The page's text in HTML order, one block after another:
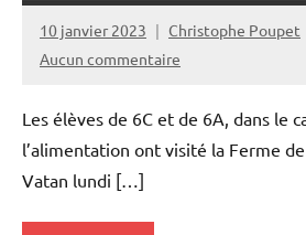
10 janvier 2023
Christophe Poupet
Aucun commentaire
Les élèves de 6C et de 6A, dans le
l’alimentation ont visité la Ferme
Vatan lundi […]